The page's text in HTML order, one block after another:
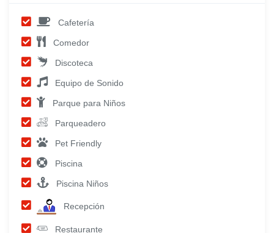
Cafetería
Comedor
Discoteca
Equipo de Sonido
Parque para Niños
Parqueadero
Pet Friendly
Piscina
Piscina Niños
Recepción
Restaurante